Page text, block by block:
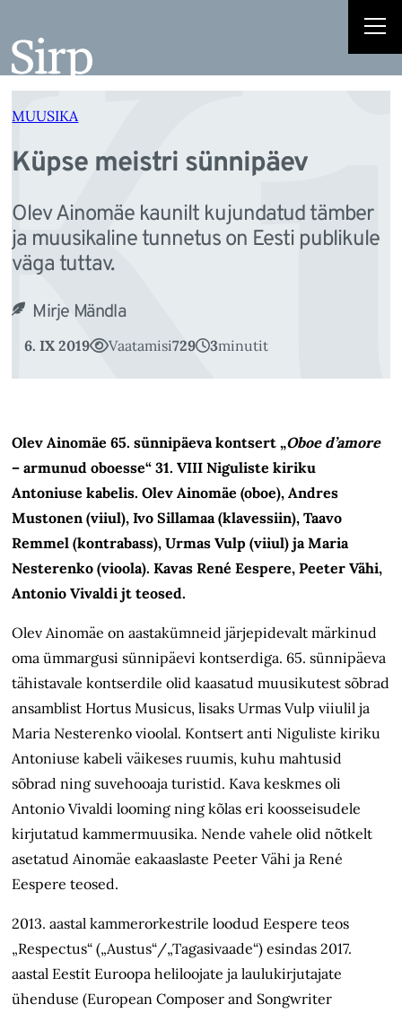
juurde
MUUSIKA
Küpse meistri sünnipäev
Olev Ainomäe kaunilt kujundatud tämber
ja muusikaline tunnetus on Eesti publikule
väga tuttav.
Mirje Mändla
6. IX 2019 Vaatamisi729 3minutit
Olev Ainomäe 65. sünnipäeva kontsert „Oboe d’amore
– armunud oboesse“ 31. VIII Niguliste kiriku
Antoniuse kabelis. Olev Ainomäe (oboe), Andres
Mustonen (viiul), Ivo Sillamaa (klavessiin), Taavo
Remmel (kontrabass), Urmas Vulp (viiul) ja Maria
Nesterenko (vioola). Kavas René Eespere, Peeter Vähi,
Antonio Vivaldi jt teosed.
Olev Ainomäe on aastakümneid järjepidevalt märkinud
oma ümmargusi sünnipäevi kontserdiga. 65. sünnipäeva
tähistavale kontserdile olid kaasatud muusikutest sõbrad
ansamblist Hortus Musicus, lisaks Urmas Vulp viiulil ja
Maria Nesterenko vioolal. Kontsert anti Niguliste kiriku
Antoniuse kabeli väikeses ruumis, kuhu mahtusid
sõbrad ning suvehooaja turistid. Kava keskmes oli
Antonio Vivaldi looming ning kõlas eri koosseisudele
kirjutatud kammermuusika. Nende vahele olid nõtkelt
asetatudAinomäe eakaaslaste Peeter Vähi ja René
Eespere teosed.
2013. aastal kammerorkestrile loodud Eespere teos
„Respectus“ („Austus“/„Tagasivaade“) esindas 2017.
aastal Eestit Euroopa heliloojate ja laulukirjutajate
ühenduse (European Composer and Songwriter